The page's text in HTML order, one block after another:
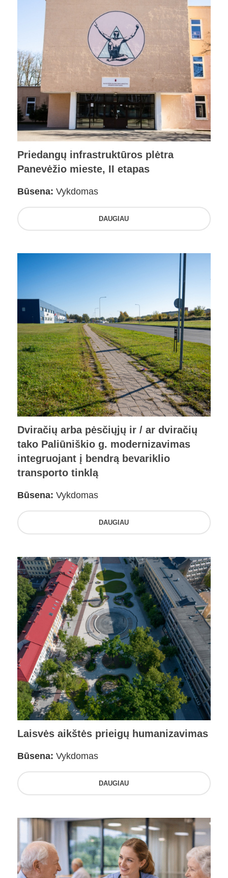
Priedangų infrastruktūros plėtra
Panevėžio mieste, II etapas
Būsena: Vykdomas
DAUGIAU
Dviračių arba pėsčiųjų ir / ar dviračių
tako Paliūniškio g. modernizavimas
integruojant į bendrą bevariklio
transporto tinklą
Būsena: Vykdomas
DAUGIAU
Laisvės aikštės prieigų humanizavimas
Būsena: Vykdomas
DAUGIAU